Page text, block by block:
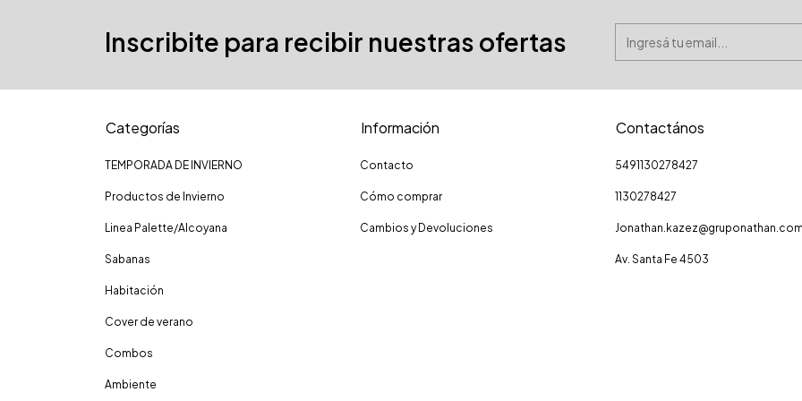
Inscribite para recibir nuestras ofertas
Categorías
TEMPORADA DE INVIERNO
Productos de Invierno
Linea Palette/Alcoyana
Sabanas
Habitación
Cover de verano
Combos
Ambiente
Información
Contacto
Cómo comprar
Cambios y Devoluciones
Contactános
5491130278427
1130278427
Av. Santa Fe 4503